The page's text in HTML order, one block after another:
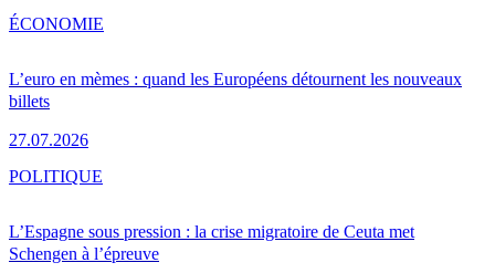
L’euro en mèmes : quand les Européens détournent les nouveaux
billets
27.07.2026
ÉCONOMIE
L’Espagne sous pression : la crise migratoire de Ceuta met
Schengen à l’épreuve
POLITIQUE